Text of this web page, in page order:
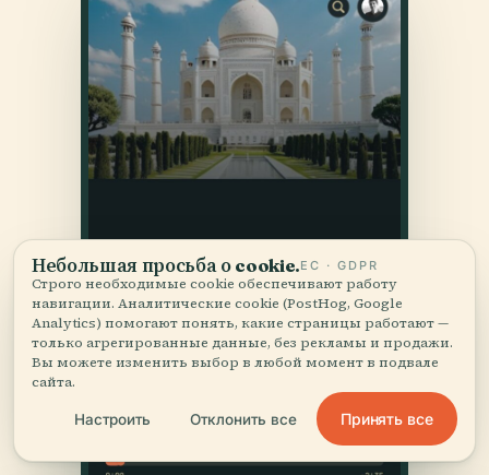
Небольшая просьба о cookie.ЕС · GDPR
Строго необходимые cookie обеспечивают работу
навигации. Аналитические cookie (PostHog, Google
Analytics) помогают понять, какие страницы работают —
только агрегированные данные, без рекламы и продажи.
Вы можете изменить выбор в любой момент в подвале
сайта.
Настроить Отклонить все Принять все